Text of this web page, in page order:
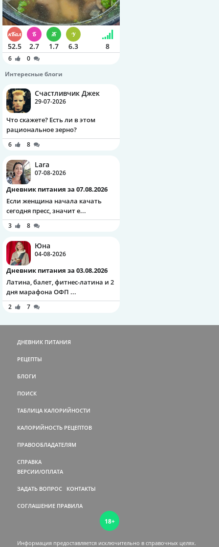
52.5 2.7 1.7 6.3 8
6
0
Интересные блоги
Счастливчик Джек
29-07-2026
Что скажете? Есть ли в этом
рациональное зерно?
6 8
Lara
07-08-2026
Дневник питания за 07.08.2026
Если женщина начала качать
сегодня пресс, значит е...
3 8
Юна
04-08-2026
Дневник питания за 03.08.2026
Латина, балет, фитнес-латина и 2
дня марафона ОФП ...
2 7
ДНЕВНИК ПИТАНИЯ
РЕЦЕПТЫ
БЛОГИ
ПОИСК
ТАБЛИЦА КАЛОРИЙНОСТИ
КАЛОРИЙНОСТЬ РЕЦЕПТОВ
ПРАВООБЛАДАТЕЛЯМ
СПРАВКА
ВЕРСИИ/ОПЛАТА
ЗАДАТЬ ВОПРОС КОНТАКТЫ
СОГЛАШЕНИЕ ПРАВИЛА
18+
Информация предоставляется исключительно в справочных целях.